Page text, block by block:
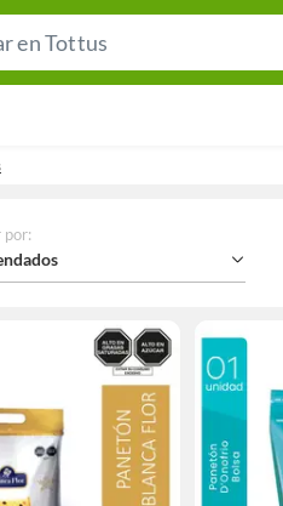
por: